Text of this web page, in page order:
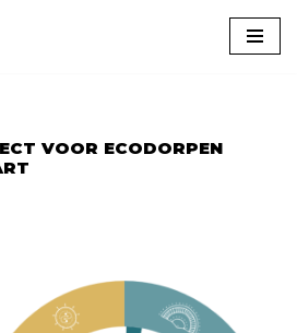
VOOR ECODORPEN